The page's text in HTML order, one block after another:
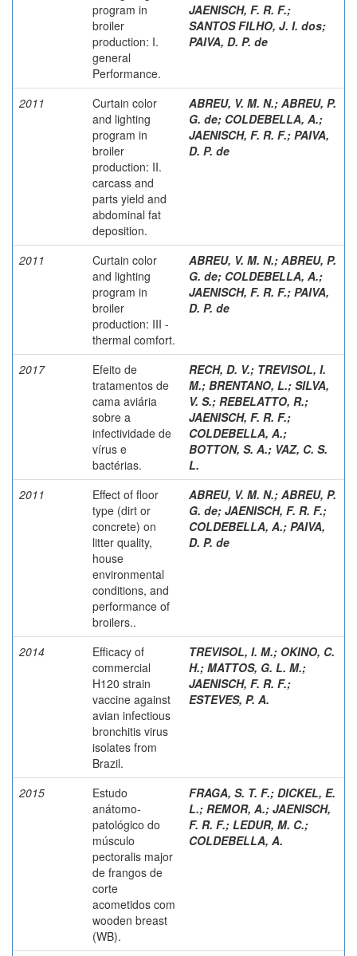
program in
broiler
production: I.
general
Performance.
JAENISCH, F. R. F.;
SANTOS FILHO, J. I. dos;
PAIVA, D. P. de
2011
Curtain color
and lighting
program in
broiler
production: II.
carcass and
parts yield and
abdominal fat
deposition.
ABREU, V. M. N.; ABREU, P.
G. de; COLDEBELLA, A.;
JAENISCH, F. R. F.; PAIVA,
D. P. de
2011
Curtain color
and lighting
program in
broiler
production: III -
thermal comfort.
ABREU, V. M. N.; ABREU, P.
G. de; COLDEBELLA, A.;
JAENISCH, F. R. F.; PAIVA,
D. P. de
2017
Efeito de
tratamentos de
cama aviária
sobre a
infectividade de
vírus e
bactérias.
RECH, D. V.; TREVISOL, I.
M.; BRENTANO, L.; SILVA,
V. S.; REBELATTO, R.;
JAENISCH, F. R. F.;
COLDEBELLA, A.;
BOTTON, S. A.; VAZ, C. S.
L.
2011
Effect of floor
type (dirt or
concrete) on
litter quality,
house
environmental
conditions, and
performance of
broilers..
ABREU, V. M. N.; ABREU, P.
G. de; JAENISCH, F. R. F.;
COLDEBELLA, A.; PAIVA,
D. P. de
2014
Efficacy of
commercial
H120 strain
vaccine against
avian infectious
bronchitis virus
isolates from
Brazil.
TREVISOL, I. M.; OKINO, C.
H.; MATTOS, G. L. M.;
JAENISCH, F. R. F.;
ESTEVES, P. A.
2015
Estudo
anátomo-
patológico do
músculo
pectoralis major
de frangos de
corte
acometidos com
wooden breast
(WB).
FRAGA, S. T. F.; DICKEL, E.
L.; REMOR, A.; JAENISCH,
F. R. F.; LEDUR, M. C.;
COLDEBELLA, A.